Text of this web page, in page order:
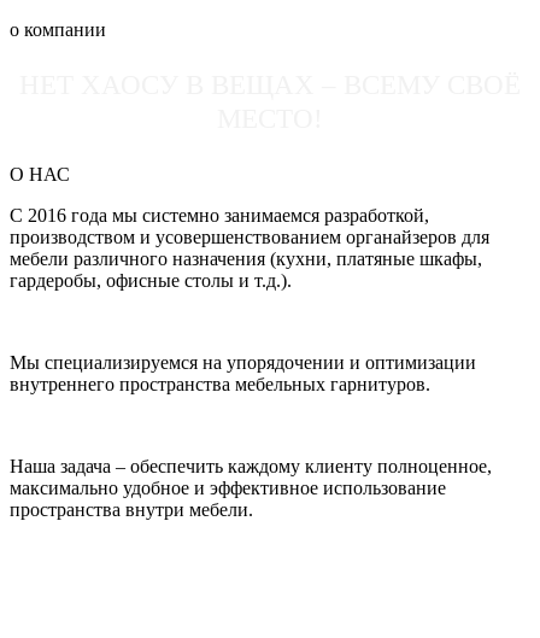
о компании
О НАС
С 2016 года мы системно занимаемся разработкой,
производством и усовершенствованием органайзеров для
мебели различного назначения (кухни, платяные шкафы,
гардеробы, офисные столы и т.д.).
Мы специализируемся на упорядочении и оптимизации
внутреннего пространства мебельных гарнитуров.
Наша задача – обеспечить каждому клиенту полноценное,
максимально удобное и эффективное использование
пространства внутри мебели.